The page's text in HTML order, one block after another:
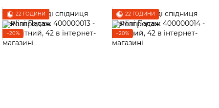
22 ГОДИНИ
−20%
22 ГОДИНИ
−20%